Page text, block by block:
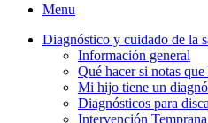
Menu
Diagnóstico y cuidado de la
Información general
Qué hacer si notas
Mi hijo tiene un
Diagnósticos para
Intervención